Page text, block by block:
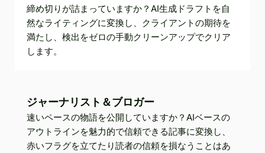
締め切りが詰まっていますか？AI生成ドラフトを自
然なライティングに変換し、クライアントの期待を
満たし、検出をゼロの手動クリーンアップでクリア
します。
ジャーナリスト＆ブロガー
速いペースの物語を公開していますか？AIベースの
アウトラインを魅力的で信頼できる記事に変換し、
赤いフラグを立てたり読者の信頼を損なうことはあ